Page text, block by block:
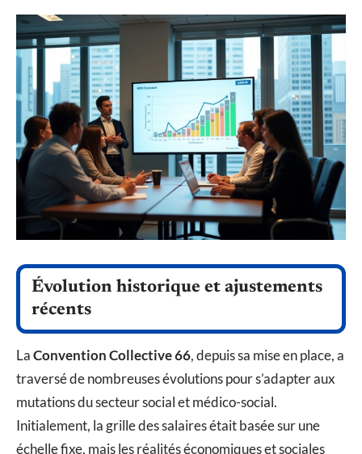
Évolution historique et ajustements
récents
LaConvention Collective 66, depuis sa mise en place, a
traversé de nombreuses évolutions pour s’adapter aux
mutations du secteur social et médico-social.
Initialement, la grille des salaires était basée sur une
échelle fixe, mais les réalités économiques et sociales